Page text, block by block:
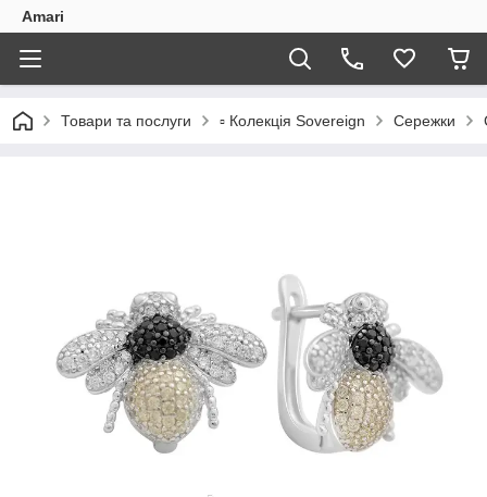
Amari
Товари та послуги ▫️ Колекція Sovereign Сережки